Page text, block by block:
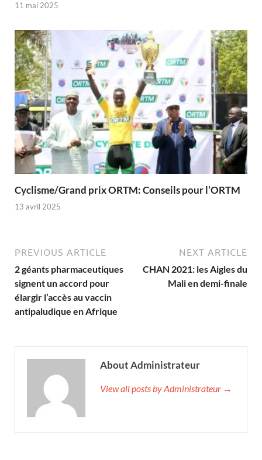
11 mai 2025
Cyclisme/Grand prix ORTM: Conseils pour l’ORTM
13 avril 2025
PREVIOUS ARTICLE
2 géants pharmaceutiques
signent un accord pour
élargir l’accès au vaccin
antipaludique en Afrique
NEXT ARTICLE
CHAN 2021: les Aigles du
Mali en demi-finale
About Administrateur
View all posts by Administrateur →